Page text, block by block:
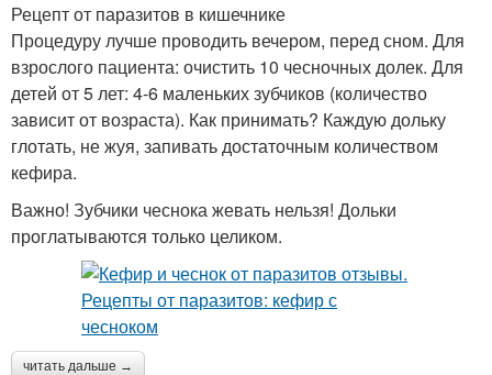
Рецепт от паразитов в кишечнике
Процедуру лучше проводить вечером, перед сном. Для
взрослого пациента: очистить 10 чесночных долек. Для
детей от 5 лет: 4-6 маленьких зубчиков (количество
зависит от возраста). Как принимать? Каждую дольку
глотать, не жуя, запивать достаточным количеством
кефира.
Важно! Зубчики чеснока жевать нельзя! Дольки
проглатываются только целиком.
читать дальше →